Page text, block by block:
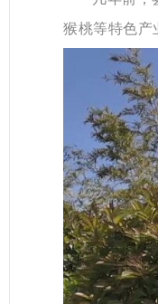
猴桃等特色产